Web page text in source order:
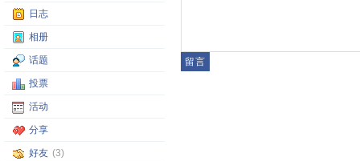
日志
相册
话题
投票
活动
分享
好友 (3)